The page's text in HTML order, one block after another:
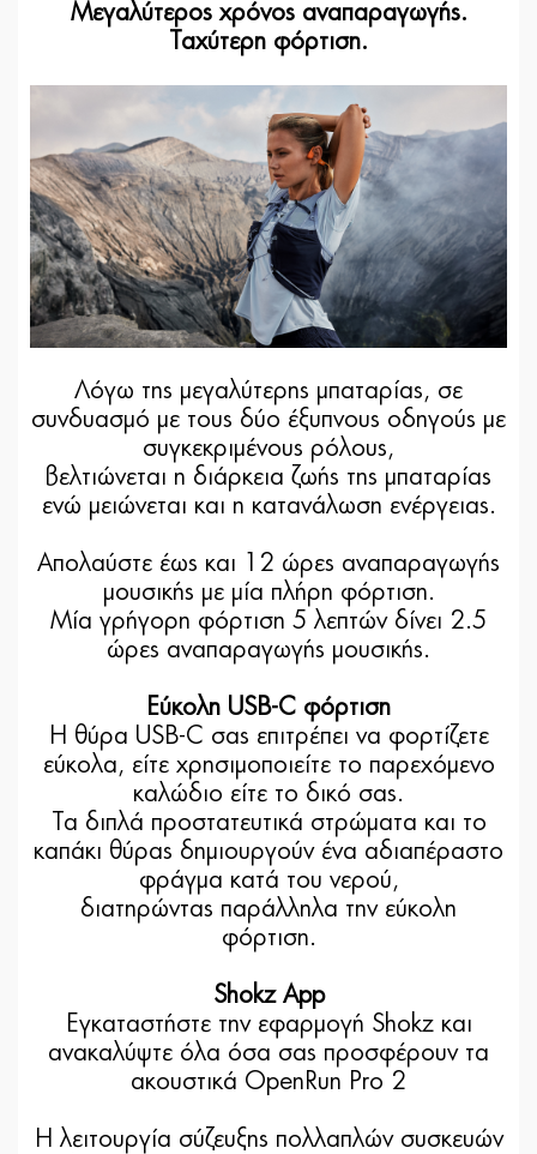
Μεγαλύτερος χρόνος αναπαραγωγής.
Ταχύτερη φόρτιση.
Λόγω της μεγαλύτερης μπαταρίας, σε
συνδυασμό με τους δύο έξυπνους οδηγούς με
συγκεκριμένους ρόλους,
βελτιώνεται η διάρκεια ζωής της μπαταρίας
ενώ μειώνεται και η κατανάλωση ενέργειας.
Απολαύστε έως και 12 ώρες αναπαραγωγής
μουσικής με μία πλήρη φόρτιση.
Μία γρήγορη φόρτιση 5 λεπτών δίνει 2.5
ώρες αναπαραγωγής μουσικής.
Εύκολη USB-C φόρτιση
Η θύρα USB-C σας επιτρέπει να φορτίζετε
εύκολα, είτε χρησιμοποιείτε το παρεχόμενο
καλώδιο είτε το δικό σας.
Τα διπλά προστατευτικά στρώματα και το
καπάκι θύρας δημιουργούν ένα αδιαπέραστο
φράγμα κατά του νερού,
διατηρώντας παράλληλα την εύκολη
φόρτιση.
Shokz App
Εγκαταστήστε την εφαρμογή Shokz και
ανακαλύψτε όλα όσα σας προσφέρουν τα
ακουστικά OpenRun Pro 2
H λειτουργία σύζευξης πολλαπλών συσκευών